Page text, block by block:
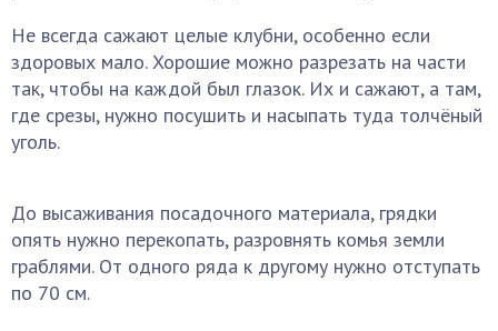
Не всегда сажают целые клубни, особенно если
здоровых мало. Хорошие можно разрезать на части
так, чтобы на каждой был глазок. Их и сажают, а там,
где срезы, нужно посушить и насыпать туда толчёный
уголь.
До высаживания посадочного материала, грядки
опять нужно перекопать, разровнять комья земли
граблями. От одного ряда к другому нужно отступать
по 70 см.